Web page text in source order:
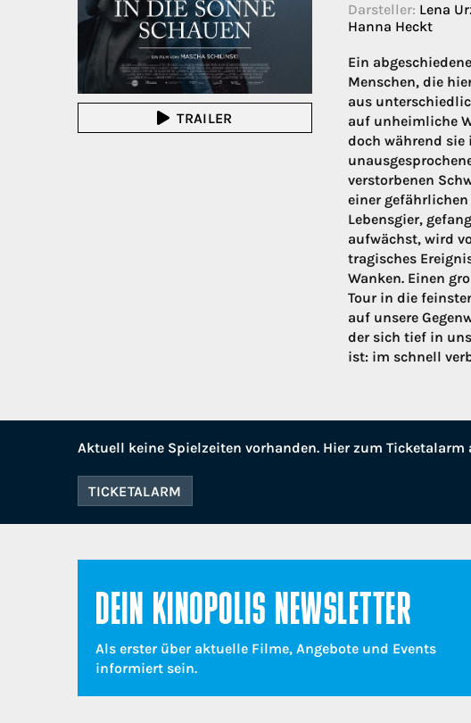
TRAILER
Darsteller: Lena
Hanna Heckt
Ein
Menschen, die
aus
auf unheimliche
doch während sie
verstorbenen
einer
Lebensgier,
aufwächst, wird
tragisches
Wanken. Einen
Tour in die
auf unsere
der sich tief in
ist: im schnell
Aktuell keine Spielzeiten vorhanden. Hier zum
TICKETALARM
DEIN KINOPOLIS NEWSLETTER
Als erster über aktuelle Filme, Angebote und Events
informiert sein.